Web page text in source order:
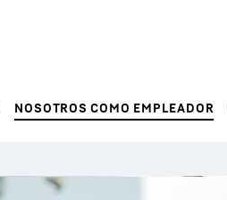
NOSOTROS COMO EMPLEADOR